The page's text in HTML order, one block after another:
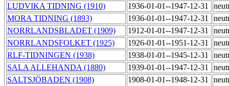
LUDVIKA TIDNING (1910)
1936-01-01--1947-12-31
MORA TIDNING (1893)
1936-01-01--1947-12-31
NORRLANDSBLADET (1909)
1912-01-01--1947-12-31
NORRLANDSFOLKET (1925)
1926-01-01--1951-12-31
RLF-TIDNINGEN (1938)
1938-01-01--1945-12-31
SALA ALLEHANDA (1880)
1939-01-01--1947-12-31
SALTSJÖBADEN (1908)
1908-01-01--1948-12-31